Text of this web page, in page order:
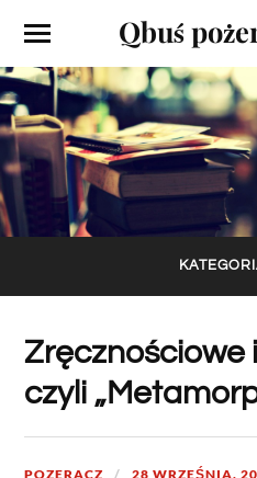
Qbuś
Zręcznościowe
czyli
POZERACZ 28 WRZEŚNIA,